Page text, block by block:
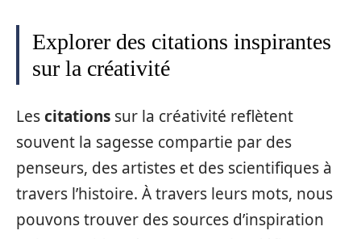
Explorer des citations inspirantes
sur la créativité
Lescitations sur la créativité reflètent
souvent la sagesse compartie par des
penseurs, des artistes et des scientifiques à
travers l’histoire. À travers leurs mots, nous
pouvons trouver des sources d’inspiration